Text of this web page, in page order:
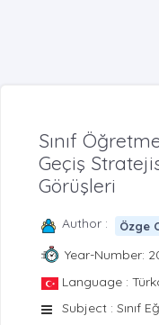
Sınıf
Geçiş
Görüşleri
Author : Özge
Year-Number:
Language :
Subject : Sınıf